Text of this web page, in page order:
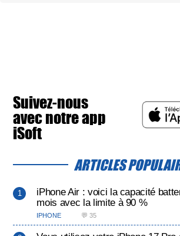
Suivez-nous
avec notre app
iSoft
ARTICLES
iPhone Air : voici la capacité
mois avec la limite à 90 %
IPHONE 💬 35